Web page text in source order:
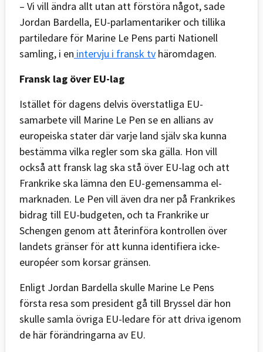
– Vi vill ändra allt utan att förstöra något, sade
Jordan Bardella, EU-parlamentariker och tillika
partiledare för Marine Le Pens parti Nationell
samling, i en intervju i fransk tv häromdagen.
Fransk lag över EU-lag
Istället för dagens delvis överstatliga EU-
samarbete vill Marine Le Pen se en allians av
europeiska stater där varje land själv ska kunna
bestämma vilka regler som ska gälla. Hon vill
också att fransk lag ska stå över EU-lag och att
Frankrike ska lämna den EU-gemensamma el-
marknaden. Le Pen vill även dra ner på Frankrikes
bidrag till EU-budgeten, och ta Frankrike ur
Schengen genom att återinföra kontrollen över
landets gränser för att kunna identifiera icke-
européer som korsar gränsen.
Enligt Jordan Bardella skulle Marine Le Pens
första resa som president gå till Bryssel där hon
skulle samla övriga EU-ledare för att driva igenom
de här förändringarna av EU.